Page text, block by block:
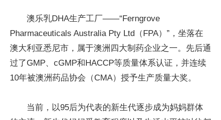
澳乐乳DHA生产工厂——“Ferngrove
Pharmaceuticals Australia Pty Ltd（FPA）”，坐落在
澳大利亚悉尼市，属于澳洲四大制药企业之一。先后通
过了GMP、cGMP和HACCP等质量体系认证，并连续
10年被澳洲药品协会（CMA）授予生产质量大奖。
当前，以95后为代表的新生代逐步成为妈妈群体